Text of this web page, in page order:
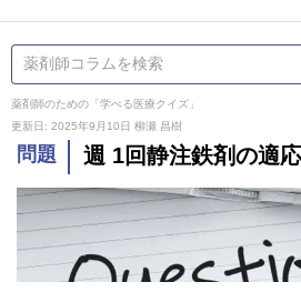
薬剤師のための「学べる医療クイズ」
更新日: 2025年9月10日 柳瀬 昌樹
問題 週 1回静注鉄剤の適